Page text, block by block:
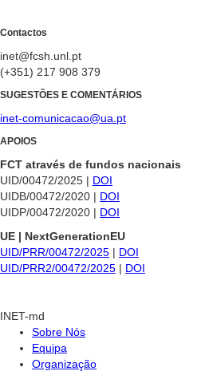
Contactos
inet@fcsh.unl.pt
(+351) 217 908 379
SUGESTÕES E COMENTÁRIOS
inet-comunicacao@ua.pt
APOIOS
FCT através de fundos nacionais
UID/00472/2025 | DOI
UIDB/00472/2020 | DOI
UIDP/00472/2020 | DOI
UE | NextGenerationEU
UID/PRR/00472/2025 | DOI
UID/PRR2/00472/2025 | DOI
INET-md
Sobre Nós
Equipa
Organização